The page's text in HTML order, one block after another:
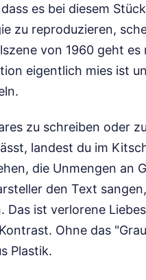
es bei diesem
zu reproduzieren,
von 1960 geht es
eigentlich mies ist
zu schreiben oder
landest du im
die Unmengen an
den Text
ist verlorene
Ohne das
Plastik.